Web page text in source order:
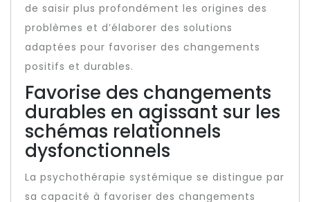
de saisir plus profondément les origines des
problèmes et d’élaborer des solutions
adaptées pour favoriser des changements
positifs et durables.
Favorise des changements
durables en agissant sur les
schémas relationnels
dysfonctionnels
La psychothérapie systémique se distingue par
sa capacité à favoriser des changements